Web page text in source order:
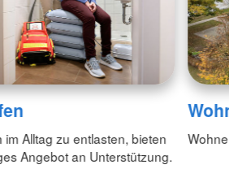
im Alltag zu entlasten, bieten
Angebot an Unterstützung.